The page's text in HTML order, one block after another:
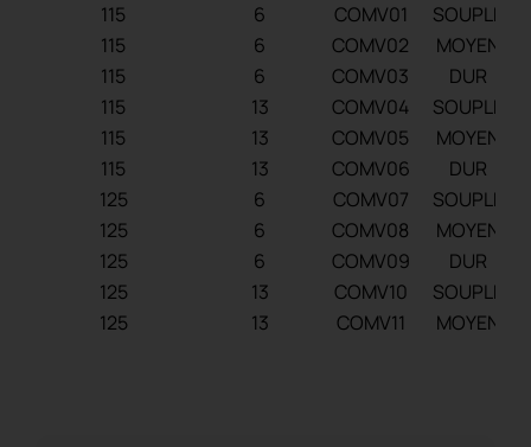
115 6 COMV01
SOUPLE
115
6 COMV02
MOYEN
115
6 COMV03
DUR
115
13 COMV04
SOUPLE
115
13 COMV05
MOYEN
115
13 COMV06
DUR
125
6 COMV07
SOUPLE
125
6 COMV08
MOYEN
125
6 COMV09
DUR
125
13 COMV10
SOUPLE
125
13 COMV11
MOYEN